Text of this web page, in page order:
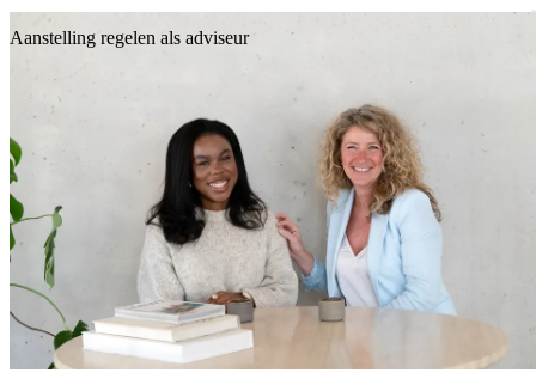
Direct naar de inhoud
MENU
Aanstelling regelen als adviseur